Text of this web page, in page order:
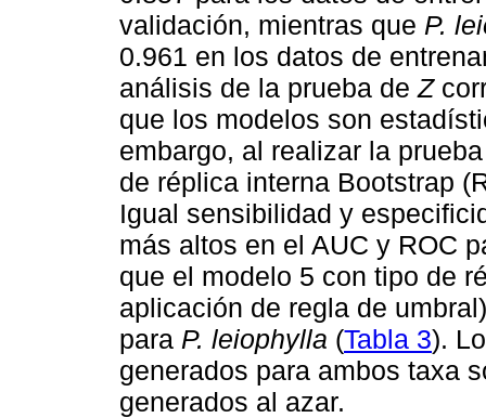
validación, mientras que P.
0.961 en los datos de
análisis de la prueba de Z
que los modelos son
embargo, al realizar la
de réplica interna Bootstrap
Igual sensibilidad y
más altos en el AUC y ROC
que el modelo 5 con tipo de
aplicación de regla de
para P. leiophylla (Tabla 3).
generados para ambos taxa
generados al azar.